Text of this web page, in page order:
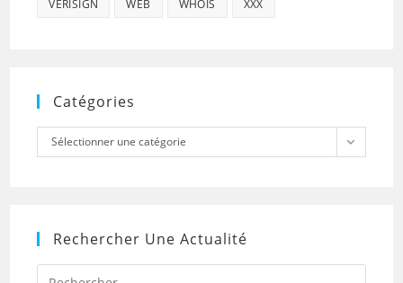
VERISIGN WEB WHOIS XXX
Catégories
Catégories
Sélectionner une catégorie
Rechercher Une Actualité
Press